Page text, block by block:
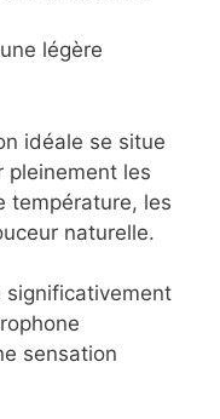
légère
idéale se situe
pleinement les
température, les
naturelle.
significativement
sensation